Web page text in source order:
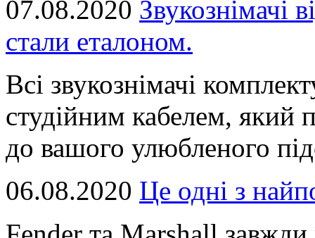
07.08.2020 Звукознімачі
стали еталоном.
Всі звукознімачі
студійним кабелем, який
до вашого улюбленого
06.08.2020 Це однi з